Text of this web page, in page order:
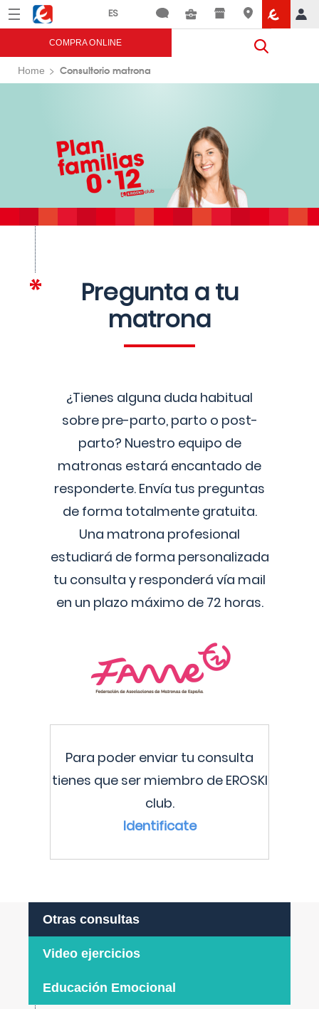
Menú Eroski
COMPRA ONLINE
Home Consultorio matrona
Pregunta a tu
matrona
¿Tienes alguna duda habitual
sobre pre-parto, parto o post-
parto? Nuestro equipo de
matronas estará encantado de
responderte. Envía tus preguntas
de forma totalmente gratuita.
Una matrona profesional
estudiará de forma personalizada
tu consulta y responderá vía mail
en un plazo máximo de 72 horas.
Para poder enviar tu consulta
tienes que ser miembro de EROSKI
club.
Identificate
Otras consultas
Video ejercicios
Educación Emocional